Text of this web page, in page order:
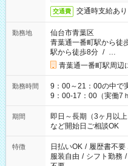
交通費 交通時支給あ
勤務地
仙台市青葉区
青葉通一番町駅から徒
駅から徒歩8分 / …
青葉通一番町駅周辺
勤務時間
9：00～21：00の中で実働7ｈ～ ＜シフト例
9：00-17：00（実働7
憩1ｈ） 10：00-19：00（実
11：00-20：00（実働
休憩1ｈ） 12：00-21
期間
即日～長期（3ヶ月以
など開始日ご相談OK
特徴 日払いOK / 履歴書不要
服装自由 / シフト勤務 /